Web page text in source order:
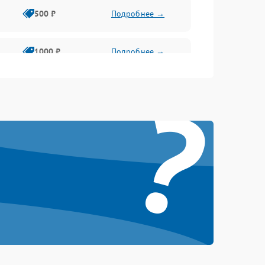
500 ₽ Подробнее →
1000 ₽ Подробнее →
1000 ₽ Подробнее →
Подробнее →
1000 ₽ Подробнее →
?